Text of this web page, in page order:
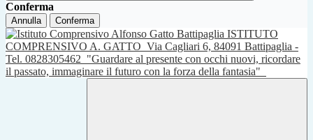
Conferma
Annulla Conferma
ISTITUTO
COMPRENSIVO A. GATTO Via Cagliari 6, 84091 Battipaglia -
Tel. 0828305462 "Guardare al presente con occhi nuovi, ricordare
il passato, immaginare il futuro con la forza della fantasia"